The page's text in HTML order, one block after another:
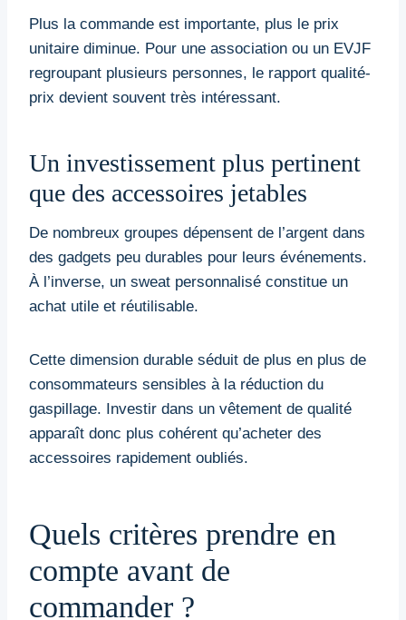
Plus la commande est importante, plus le prix
unitaire diminue. Pour une association ou un EVJF
regroupant plusieurs personnes, le rapport qualité-
prix devient souvent très intéressant.
Un investissement plus pertinent
que des accessoires jetables
De nombreux groupes dépensent de l’argent dans
des gadgets peu durables pour leurs événements.
À l’inverse, un sweat personnalisé constitue un
achat utile et réutilisable.
Cette dimension durable séduit de plus en plus de
consommateurs sensibles à la réduction du
gaspillage. Investir dans un vêtement de qualité
apparaît donc plus cohérent qu’acheter des
accessoires rapidement oubliés.
Quels critères prendre en
compte avant de
commander ?